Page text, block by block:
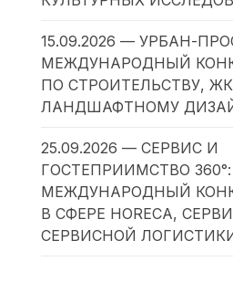
15.09.2026 — УРБАН-
МЕЖДУНАРОДНЫЙ
ПО СТРОИТЕЛЬСТВУ,
ЛАНДШАФТНОМУ
25.09.2026 — СЕРВИС И
ГОСТЕПРИИМСТВО 360°:
МЕЖДУНАРОДНЫЙ
В СФЕРЕ HORECA,
СЕРВИСНОЙ